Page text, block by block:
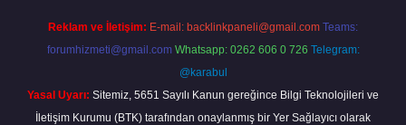
Reklam ve İletişim: E-mail: backlinkpaneli@gmail.com Teams:
forumhizmeti@gmail.com Whatsapp: 0262 606 0 726 Telegram:
@karabul
Yasal Uyarı: Sitemiz, 5651 Sayılı Kanun gereğince Bilgi Teknolojileri ve
İletişim Kurumu (BTK) tarafından onaylanmış bir Yer Sağlayıcı olarak